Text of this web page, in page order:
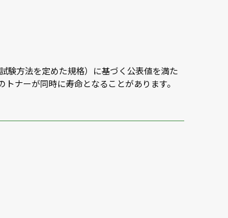
験方法を定めた規格）に基づく公表値を満た
ナーが同時に寿命となることがあります。